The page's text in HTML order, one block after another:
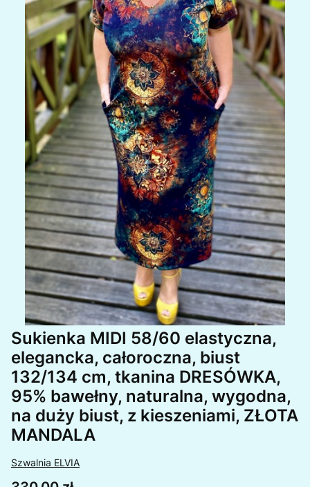
Sukienka MIDI 58/60 elastyczna,
elegancka, całoroczna, biust
132/134 cm, tkanina DRESÓWKA,
95% bawełny, naturalna, wygodna,
na duży biust, z kieszeniami, ZŁOTA
MANDALA
Szwalnia ELVIA